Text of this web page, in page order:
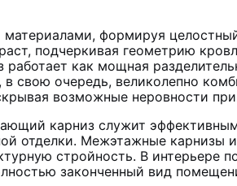
формируя
подчеркивая геометрию
как мощная
свою очередь, великолепно
возможные неровности
карниз служит
отделки. Межэтажные карнизы
стройность. В интерьере
законченный вид